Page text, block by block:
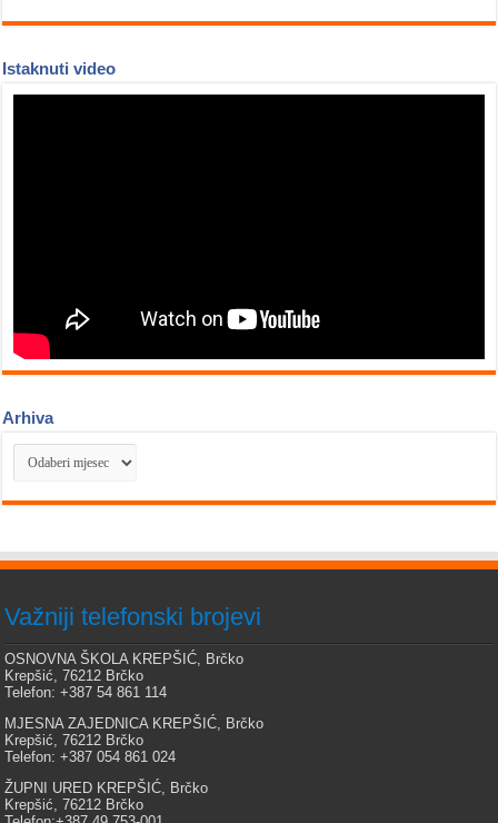
Istaknuti video
Arhiva
Arhiva
Važniji telefonski brojevi
OSNOVNA ŠKOLA KREPŠIĆ, Brčko
Krepšić, 76212 Brčko
Telefon: +387 54 861 114
MJESNA ZAJEDNICA KREPŠIĆ, Brčko
Krepšić, 76212 Brčko
Telefon: +387 054 861 024
ŽUPNI URED KREPŠIĆ, Brčko
Krepšić, 76212 Brčko